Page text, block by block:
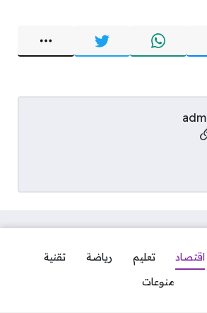
التواصل
اقتصاد تعليم رياضة
تقنية
منوعات